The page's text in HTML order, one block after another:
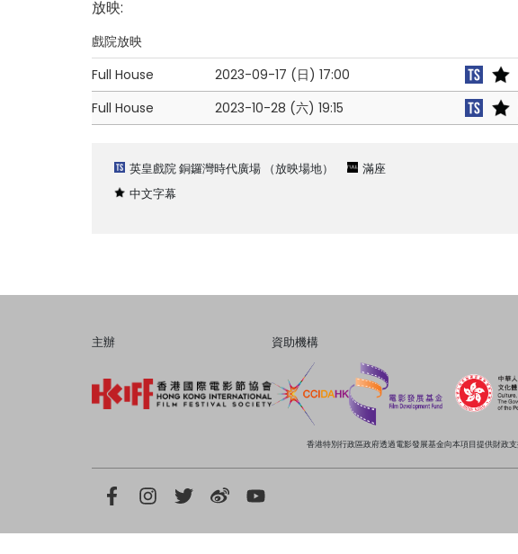
放映:
戲院放映
Full House
2023-09-17 (日) 17:00
Full House
2023-10-28 (六) 19:15
英皇戲院 銅鑼灣時代廣場 （放映場地）
中文字幕
滿座
主辦 資助機構
香港特別行政區政府透過電影發展基金向本項目提供財政